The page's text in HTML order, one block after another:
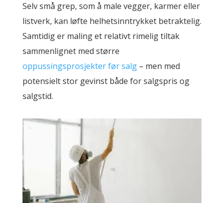
Selv små grep, som å male vegger, karmer eller
listverk, kan løfte helhetsinntrykket betraktelig.
Samtidig er maling et relativt rimelig tiltak
sammenlignet med større
oppussingsprosjekter før salg– men med
potensielt stor gevinst både for salgspris og
salgstid.